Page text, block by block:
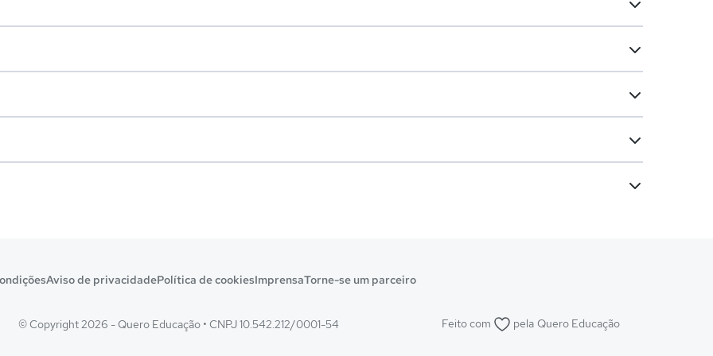
Aviso de privacidadePolítica de cookiesImprensaTorne-se um parceiro
© Copyright 2026 - Quero Educação • CNPJ 10.542.212/0001-54 Feito com pela Quero Educação